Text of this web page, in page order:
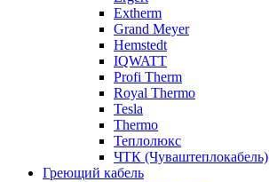
Extherm
Grand Meyer
Hemstedt
IQWATT
Profi Therm
Royal Thermo
Tesla
Thermo
Теплолюкс
ЧТК (Чуваштеплокабель)
Греющий кабель